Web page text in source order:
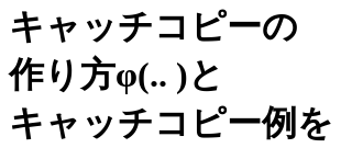
キャッチコピーの
作り方φ(.. )と
キャッチコピー例を